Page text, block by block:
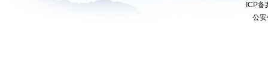
ICP备
公